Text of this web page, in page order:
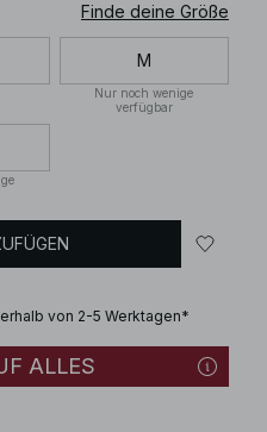
Finde deine Größe
M
Nur noch wenige
verfügbar
von 2-5 Werktagen*
ALLES